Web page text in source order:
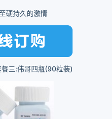
硬持久的激情
三:伟哥四瓶(90粒装)